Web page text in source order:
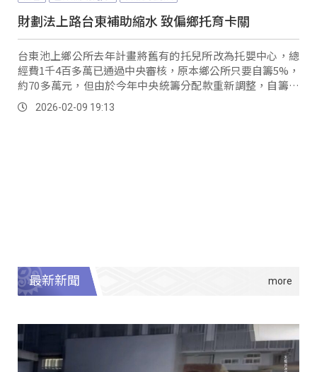
財劃法上路台東補助縮水 致偏鄉托育卡關
台東池上鄉公所去年計畫將舊有的托兒所改為托嬰中心，總
經費1千4百多萬已通過中央審核，原本鄉公所只要自籌5%，
約70多萬元，但由於今年中央統籌分配款重新調整，自籌款
提高到30%約4百多萬元，導致鄉公所經費不足，托育中心改
建工程至今也無法進行。
2026-02-09 19:13
最新新聞